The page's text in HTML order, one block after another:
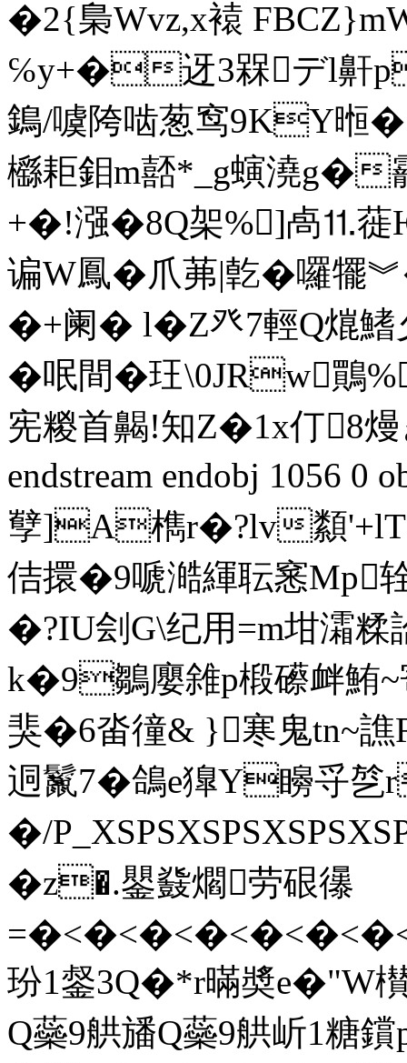
�2{梟Wvz,x褤
℅y+�迓3槑デl鼾
鵭/噳陓啮葱窎9KY暅
櫾耟鉬m嚭*_g螾澆g�
+�!漒�8Q架%]卨⒒
谝W鳳�爪茀|亁�囉犤
�+阑� l�Z癶7輕Q熴鰭
�呡間�玨\0JRw
宪糉首齃!知Z�1x仃8
endstream endobj 1056 0
孼]A檇r�?lv纇
佶擐�9嗁澔緷耺窸Mp
�?IU刽G\纪用=m坩灀
k�9鶵廮雓p椴礤衅鮪~
猆�6畓徸& }寒鬼tn~
迵鬣7�鴿e獋Y矈寽乻
�/
� z�.鑍鼗爓劳硍忁
玢1錖3Q�*r暪奬
Q蘂9舼旙Q蘂9舼岓1